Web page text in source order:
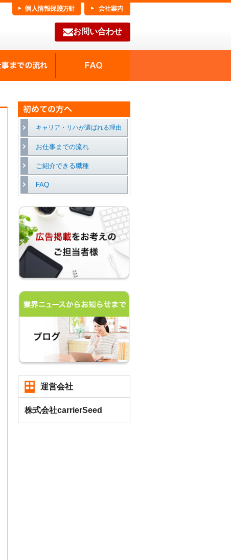
お問い合わせ
の魅力 お仕事までの流れ
キャリア・リハが選ばれる理由
お仕事までの流れ
ご紹介できる職種
FAQ
運営会社
株式会社carrierSeed